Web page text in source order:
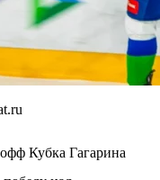
Кубка Гагарина